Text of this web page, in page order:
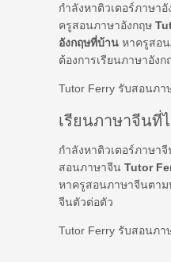
กำลังหาติวเตอร์ภาษา
ครูสอนภาษาอังกฤษ
อังกฤษที่บ้าน หาครูสอ
ต้องการเรียนภาษาอัง
Tutor Ferry รับสอนภา
เรียนภาษาจีนที่
กำลังหาติวเตอร์ภาษา
สอนภาษาจีน Tutor
หาครูสอนภาษาจีนตาม
จีนตัวต่อตัว
Tutor Ferry รับสอนภา